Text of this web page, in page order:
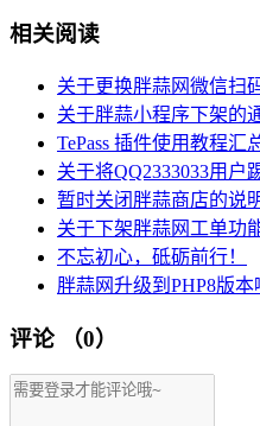
相关阅读
关于更换胖蒜网微信扫
关于胖蒜小程序下架的
TePass 插件使用教程汇
关于将QQ2333033用户
暂时关闭胖蒜商店的说
关于下架胖蒜网工单功
不忘初心，砥砺前行！
胖蒜网升级到PHP8版本
评论 （0）